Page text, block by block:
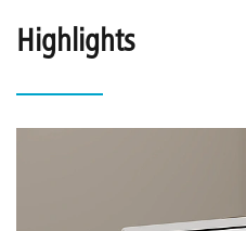
Highlights